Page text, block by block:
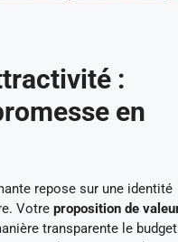
:
en
repose sur une identité
Votre proposition de
transparente le budget